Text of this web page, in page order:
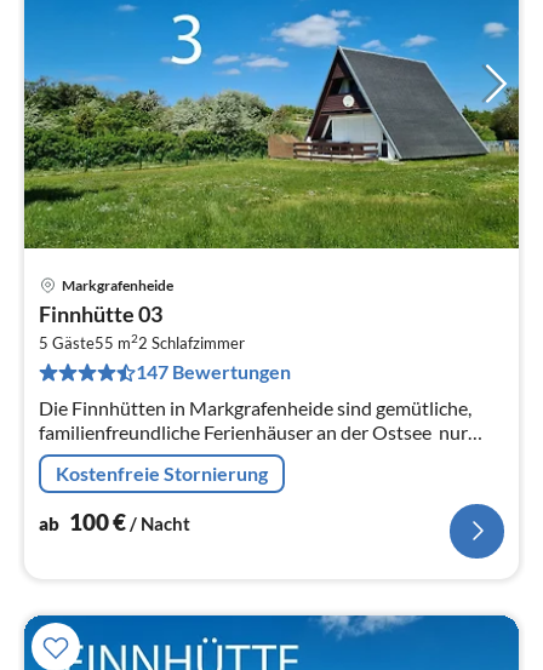
Markgrafenheide
Finnhütte 03
5 Gäste55 m22 Schlafzimmer
147 Bewertungen
Die Finnhütten in Markgrafenheide sind gemütliche,
familienfreundliche Ferienhäuser an der Ostsee  nur
wenige Meter hinter den Dünen und nur 2 Gehminuten
vom feinsandigen Strand...
Kostenfreie Stornierung
ab 100€/ Nacht